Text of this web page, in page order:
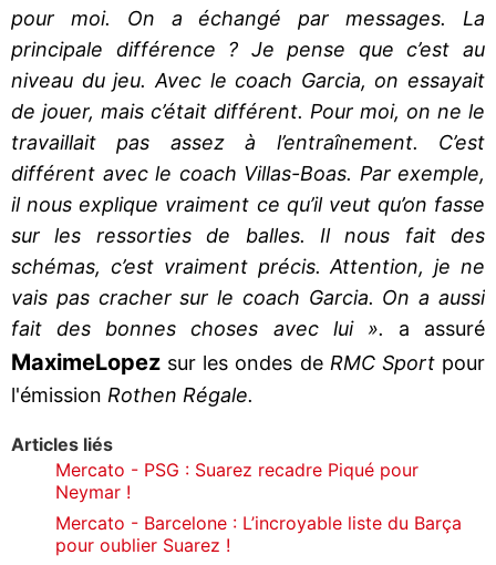
pour moi. On a échangé par messages. La
principale différence ? Je pense que c’est au
niveau du jeu. Avec le coach Garcia, on essayait
de jouer, mais c’était différent. Pour moi, on ne le
travaillait pas assez à l’entraînement. C’est
différent avec le coach Villas-Boas. Par exemple,
il nous explique vraiment ce qu’il veut qu’on fasse
sur les ressorties de balles. Il nous fait des
schémas, c’est vraiment précis. Attention, je ne
vais pas cracher sur le coach Garcia. On a aussi
fait des bonnes choses avec lui ». a assuré
MaximeLopez sur les ondes de RMC Sportpour
l'émission Rothen Régale.
Articles liés
Mercato - PSG : Suarez recadre Piqué pour
Neymar !
Mercato - Barcelone : L’incroyable liste du Barça
pour oublier Suarez !